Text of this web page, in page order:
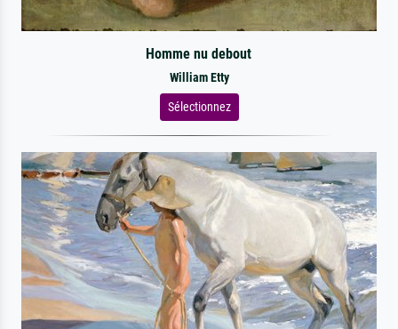
Homme nu debout
William Etty
Sélectionnez